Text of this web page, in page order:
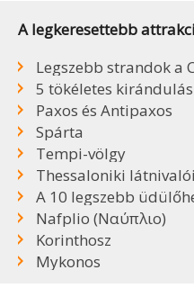
A legkeresettebb
Legszebb strandok a
5 tökéletes
Paxos és Antipaxos
Spárta
Tempi-völgy
Thessaloniki látnivalói
A 10 legszebb
Nafplio (Ναύπλιο)
Korinthosz
Mykonos